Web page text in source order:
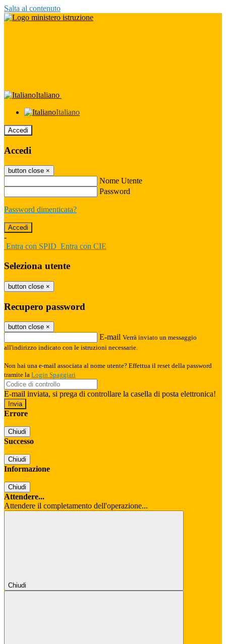
Salta al contenuto
Italiano
Italiano
Accedi
Accedi
button close ×
Nome Utente
Password
Password dimenticata?
-
Entra con SPID Entra con CIE
Seleziona utente
button close ×
Recupero password
button close ×
E-mail Verrà inviato un messaggio
all'indirizzo indicato con le istruzioni necessarie.
Non hai una e-mail associata al nome utente? Effettua il reset della password
tramite la Login Spaggiari
E-mail inviata, si prega di controllare la casella di posta elettronica!
Errore
Chiudi
Successo
Chiudi
Informazione
Chiudi
Attendere...
Attendere il completamento dell'operazione...
Chiudi